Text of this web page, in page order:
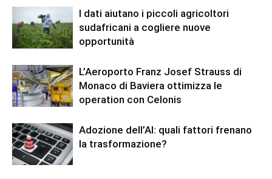
I dati aiutano i piccoli agricoltori
sudafricani a cogliere nuove
opportunità
L’Aeroporto Franz Josef Strauss di
Monaco di Baviera ottimizza le
operation con Celonis
Adozione dell’AI: quali fattori frenano
la trasformazione?